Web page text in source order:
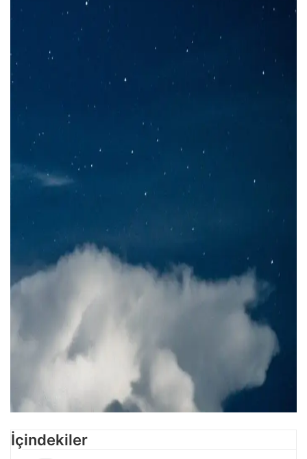
İçindekiler